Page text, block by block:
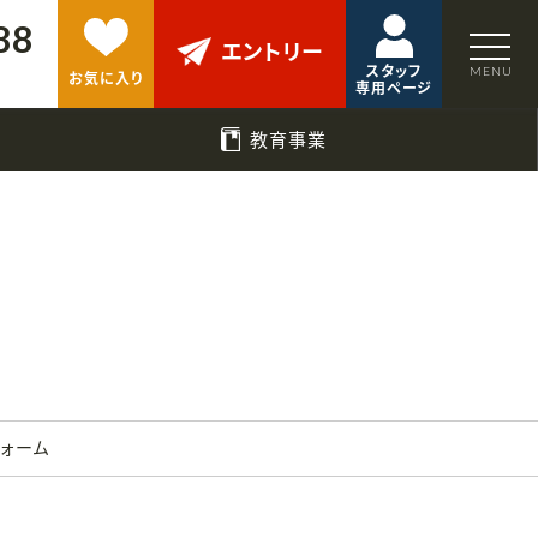
お気に入り
エントリー
スタッフ
専用ページ
教育事業
ーム